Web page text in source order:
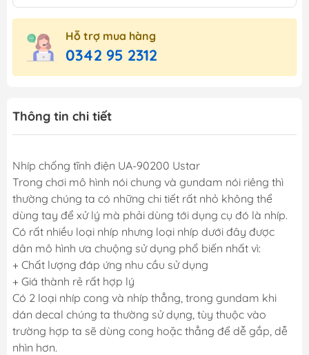
Hỗ trợ mua hàng
0342 95 2312
Thông tin chi tiết
Nhíp chống tĩnh điện UA-90200 Ustar
Trong chơi mô hình nói chung và gundam nói riêng thì
thường chúng ta có những chi tiết rất nhỏ không thể
dùng tay để xử lý mà phải dùng tới dụng cụ đó là nhíp.
Có rất nhiều loại nhíp nhưng loại nhíp dưới đây được
dân mô hình ưa chuộng sử dụng phổ biến nhất vì:
+ Chất lượng đáp ứng nhu cầu sử dụng
+ Giá thành rẻ rất hợp lý
Có 2 loại nhíp cong và nhíp thẳng, trong gundam khi
dán decal chúng ta thường sử dụng, tùy thuộc vào
trường hợp ta sẽ dùng cong hoặc thẳng để dễ gắp, dễ
nhìn hơn.